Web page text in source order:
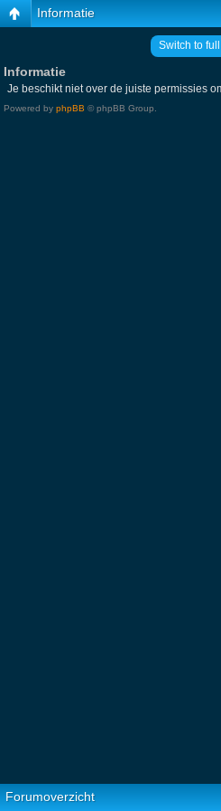
Informatie
Switch to
Informatie
Je beschikt niet over de juiste permissies
Powered by phpBB © phpBB Group.
Forumoverzicht